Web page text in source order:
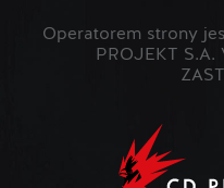
Operatorem strony
PROJEKT S.A.